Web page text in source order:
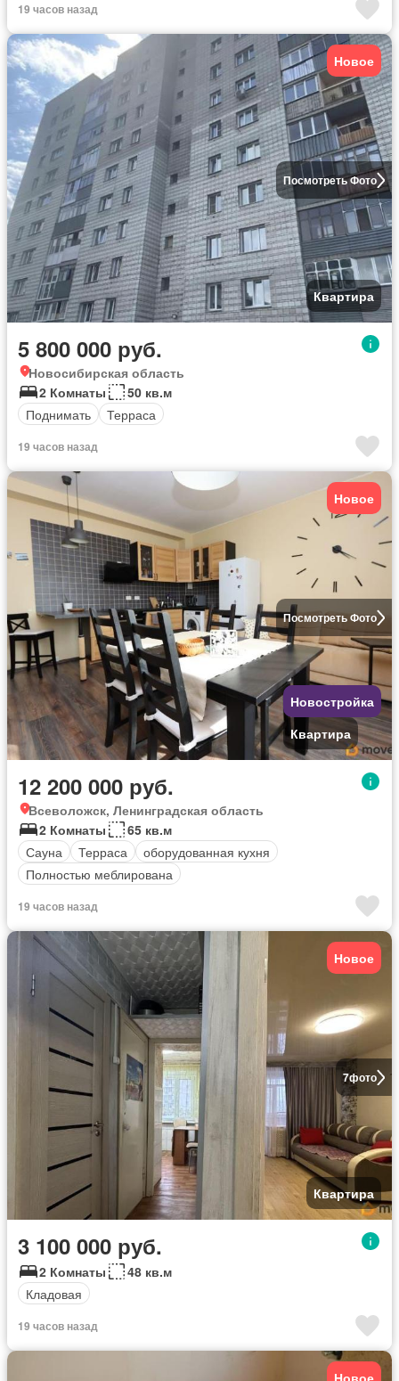
19 часов назад
Посмотреть Фото
Новое
Квартира
5 800 000 руб.
Новосибирская область
2 Комнаты
50 кв.м
Поднимать
Терраса
19 часов назад
Посмотреть Фото
Новое
Новостройка
Квартира
12 200 000 руб.
Всеволожск, Ленинградская область
2 Комнаты
65 кв.м
Сауна
Терраса
оборудованная кухня
Полностью меблирована
19 часов назад
7фото
Новое
Квартира
3 100 000 руб.
2 Комнаты
48 кв.м
Кладовая
19 часов назад
Новое